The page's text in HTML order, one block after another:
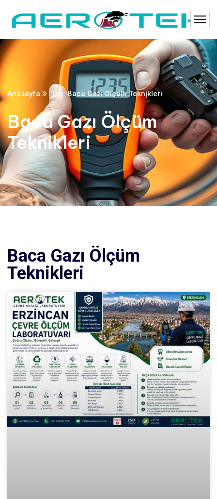
Anasayfa Tag: Baca Gazı Ölçüm Teknikleri
Baca Gazı Ölçüm
Teknikleri
Baca Gazı Ölçüm
Teknikleri